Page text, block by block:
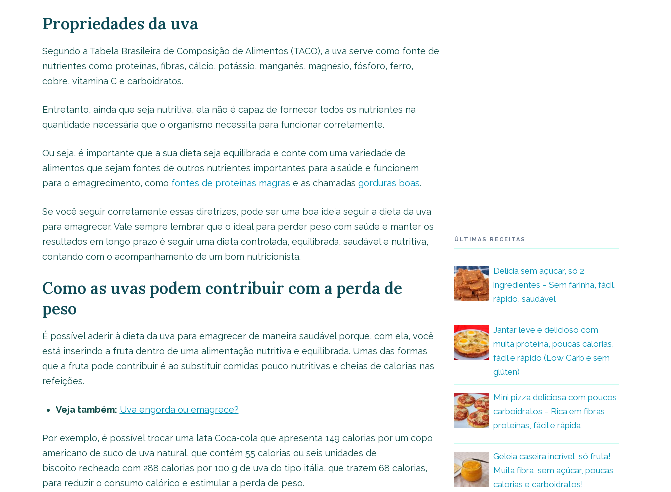
Propriedades da uva
Segundo a Tabela Brasileira de Composição de Alimentos (TACO), a uva serve como fonte de
nutrientes como proteínas, fibras, cálcio, potássio, manganês, magnésio, fósforo, ferro,
cobre, vitamina C e carboidratos.
Entretanto, ainda que seja nutritiva, ela não é capaz de fornecer todos os nutrientes na
quantidade necessária que o organismo necessita para funcionar corretamente.
Ou seja, é importante que a sua dieta seja equilibrada e conte com uma variedade de
alimentos que sejam fontes de outros nutrientes importantes para a saúde e funcionem
para o emagrecimento, como fontes de proteínas magras e as chamadas gorduras boas.
Se você seguir corretamente essas diretrizes, pode ser uma boa ideia seguir a dieta da uva
para emagrecer. Vale sempre lembrar que o ideal para perder peso com saúde e manter os
resultados em longo prazo é seguir uma dieta controlada, equilibrada, saudável e nutritiva,
contando com o acompanhamento de um bom nutricionista.
Como as uvas podem contribuir com a perda de
peso
É possível aderir à dieta da uva para emagrecer de maneira saudável porque, com ela, você
está inserindo a fruta dentro de uma alimentação nutritiva e equilibrada. Umas das formas
que a fruta pode contribuir é ao substituir comidas pouco nutritivas e cheias de calorias nas
refeições.
Veja também: Uva engorda ou emagrece?
Por exemplo, é possível trocar uma lata Coca-cola que apresenta 149 calorias por um copo
americano de suco de uva natural, que contém 55 calorias ou seis unidades de
biscoito recheado com 288 calorias por 100 g de uva do tipo itália, que trazem 68 calorias,
para reduzir o consumo calórico e estimular a perda de peso.
ÚLTIMAS RECEITAS
Delícia sem açúcar, só 2
ingredientes – Sem farinha, fácil,
rápido, saudável
Jantar leve e delicioso com
muita proteína, poucas calorias,
fácil e rápido (Low Carb e sem
glúten)
Mini pizza deliciosa com poucos
carboidratos – Rica em fibras,
proteínas, fácil e rápida
Geleia caseira incrível, só fruta!
Muita fibra, sem açúcar, poucas
calorias e carboidratos!